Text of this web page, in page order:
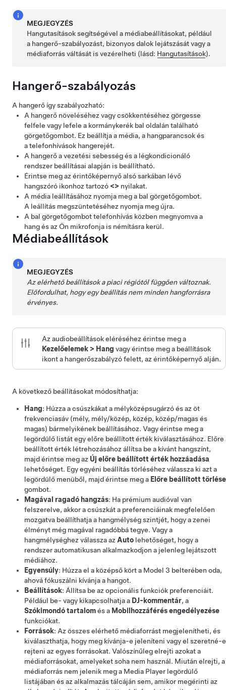
MEGJEGYZÉS
Hangutasítások segítségével a médiabeállításokat, például
a hangerő-szabályozást, bizonyos dalok lejátszását vagy a
médiaforrás váltását is vezérelheti (lásd: Hangutasítások).
Hangerő-szabályozás
A hangerő így szabályozható:
A hangerő növeléséhez vagy csökkentéséhez görgesse
felfele vagy lefele a kormánykerék bal oldalán található
görgetőgombot. Ez beállítja a média, a hangparancsok és
a telefonhívások hangerejét.
A hangerő a vezetési sebesség és a légkondicionáló
rendszer beállításai alapján is beállítható.
Érintse meg az érintőképernyő alsó sarkában lévő
hangszóró ikonhoz tartozó <> nyilakat.
A média leállításához nyomja meg a bal görgetőgombot.
A leállítás megszüntetéséhez nyomja meg újra.
A bal görgetőgombot telefonhívás közben megnyomva a
hang és az Ön mikrofonja is némításra kerül.
Médiabeállítások
MEGJEGYZÉS
Az elérhető beállítások a piaci régiótól függően változnak.
Előfordulhat, hogy egy beállítás nem minden hangforrásra
érvényes.
Az audiobeállítások eléréséhez érintse meg a
Kezelőelemek > Hang vagy érintse meg a beállítások
ikont a hangerőszabályzó felett, az érintőképernyő alján.
A következő beállításokat módosíthatja:
Hang: Húzza a csúszkákat a mélyközépsugárzó és az öt
frekvenciasáv (mély, mély/közép, közép, közép/magas és
magas) bármelyikének beállításához. Vagy érintse meg a
legördülő listát egy előre beállított érték kiválasztásához. Előre
beállított érték létrehozásához állítsa be a kívánt hangszínt,
majd érintse meg az Új előre beállított érték hozzáadása
lehetőséget. Egy egyéni beállítás törléséhez válassza ki azt a
legördülő menüből, majd érintse meg a Előre beállított törlése
gombot.
Magával ragadó hangzás: Ha prémium audióval van
felszerelve, akkor a csúszkát a preferenciáinak megfelelően
mozgatva beállíthatja a hangmélység szintjét, hogy a zenei
élményt még magával ragadóbbá tegye. Vagy a
hangmélységhez válassza az Auto lehetőséget, hogy a
rendszer automatikusan alkalmazkodjon a jelenleg lejátszott
médiához.
Egyensúly: Húzza el a középső kört a Model 3 belterében oda,
ahová fókuszálni kívánja a hangot.
Beállítások: Állítsa be az opcionális funkciók preferenciáit.
Például be- vagy kikapcsolhatja a DJ-kommentár, a
Szókimondó tartalomés a Mobilhozzáférés engedélyezése
funkciókat.
Források: Az összes elérhető médiaforrást megjelenítheti, és
kiválaszthatja, hogy meg kívánja-e jeleníteni vagy el szeretné-e
rejteni az egyes forrásokat. Valószínűleg elrejti azokat a
médiaforrásokat, amelyeket soha nem használ. Miután elrejti, a
médiaforrás nem jelenik meg a Media Player legördülő
listájában és az alkalmazás tálcáján sem, amikor megérinti az